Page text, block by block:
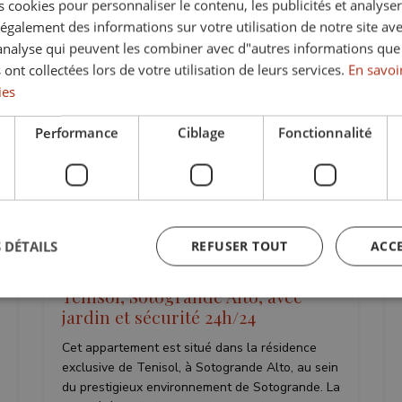
Précédent Suivant
Loué
TS-03561P
Tenisol, Sotogrande Alto, avec
jardin et sécurité 24h/24
Cet appartement est situé dans la résidence
exclusive de Tenisol, à Sotogrande Alto, au sein
du prestigieux environnement de Sotogrande. La
cookies pour personnaliser le contenu, les publicités et
des informations sur votre utilisation de notre site
qui peuvent les combiner avec d"autres informations
collectées lors de votre utilisation de leurs services. En
Performance Ciblage Fonctionnalité
REFUSER TOUT
DÉTAILS
nécessaires
nécessaires habilitent des fonctionnalités de base du site Web telles que la
Le site Web ne peut pas être utilisé correctement sans les cookies strictement